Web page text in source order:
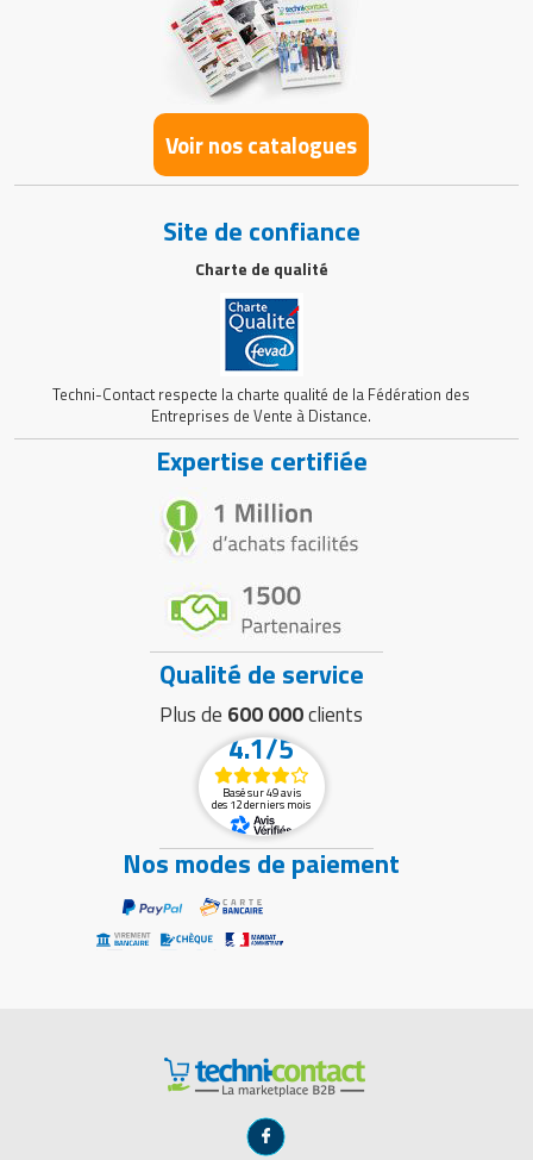
Voir nos catalogues
Site de confiance
Charte de qualité
Techni-Contact respecte la charte qualité de la Fédération des
Entreprises de Vente à Distance.
Expertise certifiée
Qualité de service
Plus de 600 000clients
4.1/5
Basé sur 49 avis
des 12 derniers mois
Nos modes de paiement